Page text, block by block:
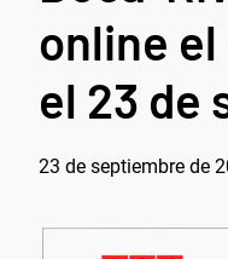
online
el 23 de
23 de septiembre de